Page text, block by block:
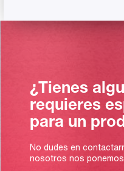
¿Tienes
requieres
para un
No dudes en
nosotros nos